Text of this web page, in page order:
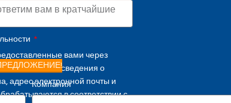
вами через
и фамилию, сведения о
адрес электронной почты и
в соответствии с
Компания